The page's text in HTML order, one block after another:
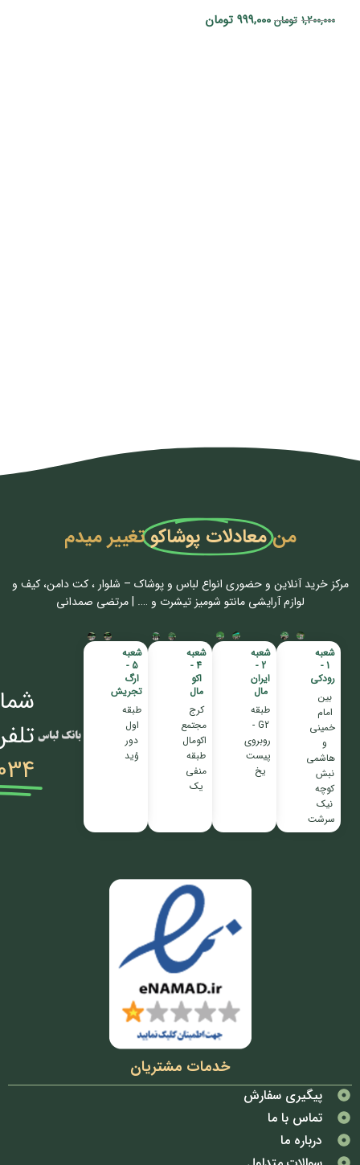
1,200,000 تومان 999,000 تومان
منمعادلات پوشاکوتغییر میدم
مرکز خرید آنلاین و حضوری انواع لباس‌ و پوشاک – شلوار ، کت دامن، کیف و
لوازم آرایشی مانتو شومیز تیشرت و …. | مرتضی صمدانی
شعبه
1 -
رودکی
بین
امام
خمینی
و
هاشمی
نبش
کوچه
نیک
سرشت
شعبه
2 -
ایران
مال
طبقه
G2 -
روبروی
پیست
یخ
شعبه
4 -
اکو
مال
کرج
مجتمع
اکومال
طبقه
منفی
یک
شعبه
5 -
ارگ
تجریش
طبقه
اول
دور
وُید
خدمات مشتریان
پیگیری سفارش
تماس با ما
درباره ما